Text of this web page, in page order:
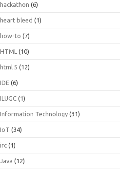
hackathon (6)
heart bleed (1)
how-to (7)
HTML (10)
html 5 (12)
IDE (6)
ILUGC (1)
Information Technology (31)
IoT (34)
irc (1)
Java (12)